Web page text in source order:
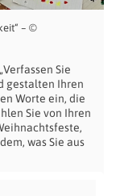
– ©
Sie
gestalten Ihren
Worte ein, die
Sie von Ihren
was Sie aus